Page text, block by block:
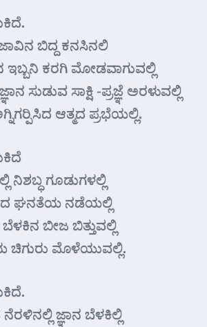
ಬಿದ್ದ ಕನಸಿನಲಿ
ಇಬ್ಬನಿ ಕರಗಿ ಮೋಡವಾಗುವಲ್ಲಿ
ಸುಡುವ ಸಾಕ್ಷಿ -ಪ್ರಜ್ಞೆ ಅರಳುವಲ್ಲಿ
ಆತ್ಮದ ಪ್ರಭೆಯಲ್ಲಿ.
ನಿಶಬ್ಧ ಗೂಡುಗಳಲ್ಲಿ
ಘನತೆಯ ನಡೆಯಲ್ಲಿ
ಬೀಜ ಬಿತ್ತುವಲ್ಲಿ
ಚಿಗುರು ಮೊಳೆಯುವಲ್ಲಿ.
ಜ್ಞಾನ ಬೆಳಕಿಲ್ಲಿ